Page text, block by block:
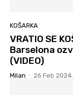
KOŠARKA
VRATIO SE
Barselona
(VIDEO)
Milan - 26 Feb 2024.